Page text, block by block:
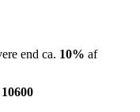
end ca. 10% af